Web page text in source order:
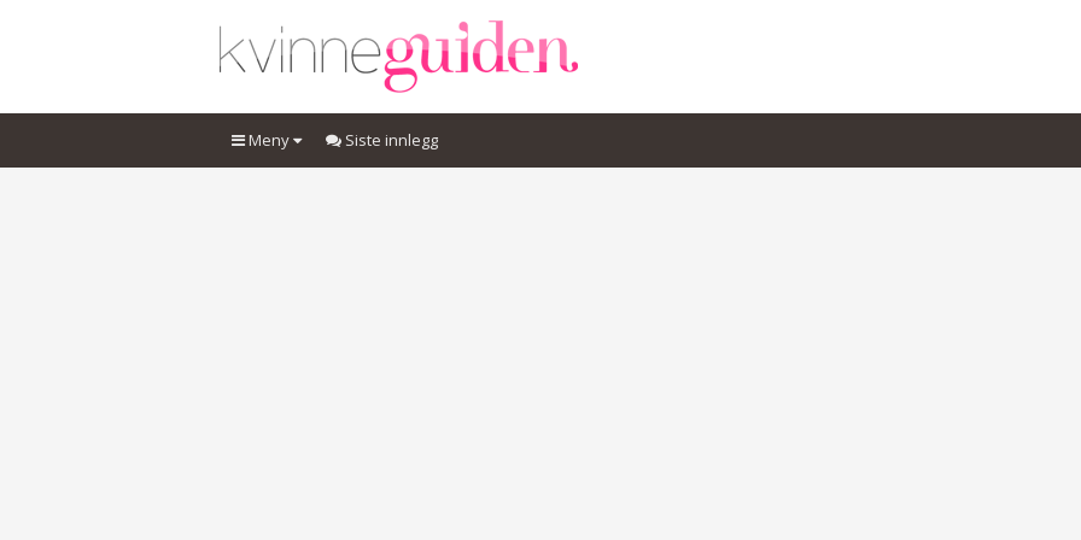
Meny Siste innlegg